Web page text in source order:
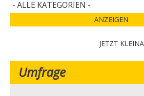
ANZEIGEN
JETZT
Umfrage